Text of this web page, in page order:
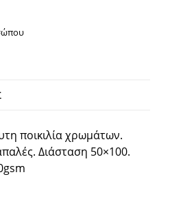
ποικιλία χρωμάτων.
Διάσταση 50×100.